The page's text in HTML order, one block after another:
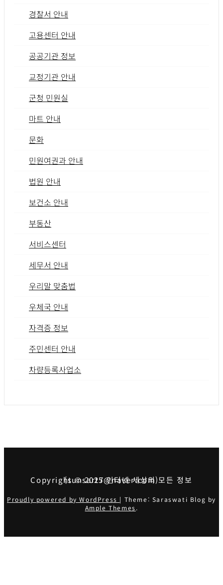
경찰서 안내
고용센터 안내
공공기관 정보
교정기관 안내
군청 민원실
마트 안내
문화
민원여권과 안내
법원 안내
보건소 안내
부동산
서비스센터
세무서 안내
우리말 맞춤법
우체국 안내
자격증 정보
주민센터 안내
차량등록사업소
Copyright © 2025 인터넷 세상의 모든 정보 (sunsart7@naver.com)
Proudly powered by WordPress | Theme: Saraswati Blog by
Ample Themes.